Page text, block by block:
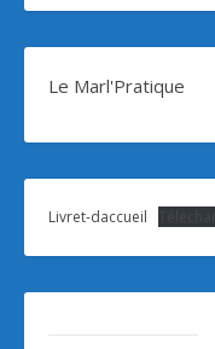
Le Marl'Pratique
Livret-daccueil